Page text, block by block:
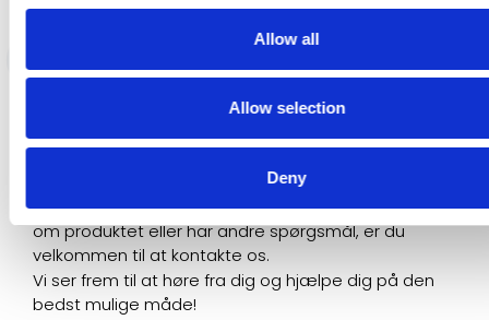
Allow all
Allow selection
Deny
HELOSAN®
HAR DU NOGLE
SPØRGSMÅL?
bekymringer om Helosan hudsalve? Vi er her for at
hjælpe dig! Uanset om du ønsker mere information
om produktet eller har andre spørgsmål, er du
velkommen til at kontakte os.
Vi ser frem til at høre fra dig og hjælpe dig på den
bedst mulige måde!